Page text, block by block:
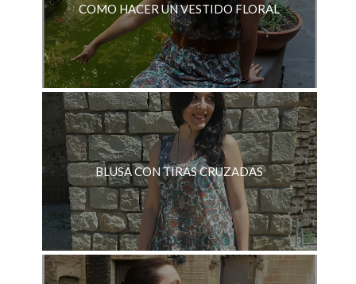
COMO HACER UN VESTIDO FLORAL
BLUSA CON TIRAS CRUZADAS